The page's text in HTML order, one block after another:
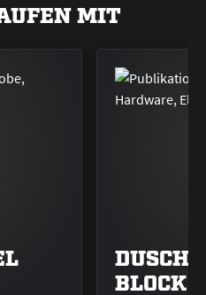
MIT
BLOCK